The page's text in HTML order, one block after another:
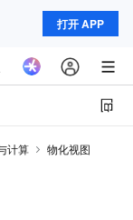
打开 APP
计算
物化视图